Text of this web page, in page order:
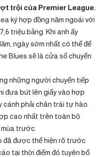
trội của Premier League.
ký hợp đồng năm ngoái với
triệu bảng. Khi anh ấy
ngày sớm nhất có thể để
Blues sẽ là cửa sổ chuyển
những người chuyển tiếp
đưa bút lên giấy vào hợp
cánh phải chân trái tự hào
cao nhất trên toàn bộ
trước.
đã được thể hiện rõ trước
tại thời điểm đó tuyên bố